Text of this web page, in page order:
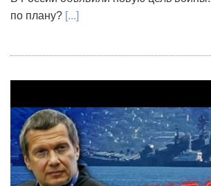
по плану? [...]